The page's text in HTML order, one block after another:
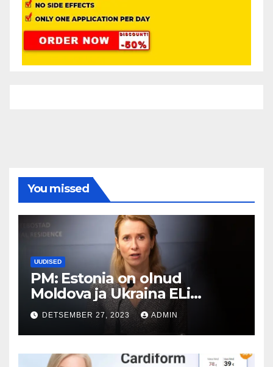
You missed
UUDISED
PM: Estonia on olnud
Moldova ja Ukraina ELi
liikmelisuse vankumatu
eestkõneleja.
DETSEMBER 27, 2023 ADMIN